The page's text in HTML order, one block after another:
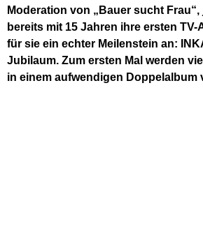
Moderation von „Bauer sucht
bereits mit 15 Jahren ihre ersten
für sie ein echter Meilenstein an:
Jubilaum. Zum ersten Mal werden
in einem aufwendigen Doppelalbum